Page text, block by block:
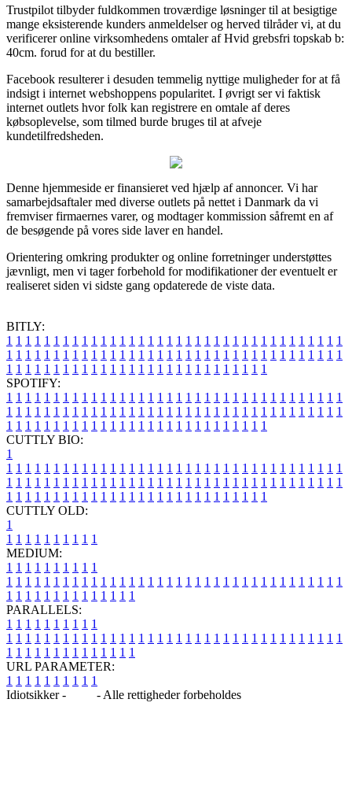
Trustpilot tilbyder fuldkommen troværdige løsninger til at besigtige
mange eksisterende kunders anmeldelser og herved tilråder vi, at du
verificerer online virksomhedens omtaler af Hvid grebsfri topskab b:
40cm. forud for at du bestiller.
Facebook resulterer i desuden temmelig nyttige muligheder for at få
indsigt i internet webshoppens popularitet. I øvrigt ser vi faktisk
internet outlets hvor folk kan registrere en omtale af deres
købsoplevelse, som tilmed burde bruges til at afveje
kundetilfredsheden.
Denne hjemmeside er finansieret ved hjælp af annoncer. Vi har
samarbejdsaftaler med diverse outlets på nettet i Danmark da vi
fremviser firmaernes varer, og modtager kommission såfremt en af
de besøgende på vores side laver en handel.
Orientering omkring produkter og online forretninger understøttes
jævnligt, men vi tager forbehold for modifikationer der eventuelt er
realiseret siden vi sidste gang opdaterede de viste data.
BITLY:
1 1 1 1 1 1 1 1 1 1 1 1 1 1 1 1 1 1 1 1 1 1 1 1 1 1 1 1 1 1 1 1 1 1 1 1
1 1 1 1 1 1 1 1 1 1 1 1 1 1 1 1 1 1 1 1 1 1 1 1 1 1 1 1 1 1 1 1 1 1 1 1
1 1 1 1 1 1 1 1 1 1 1 1 1 1 1 1 1 1 1 1 1 1 1 1 1 1 1 1
SPOTIFY:
1 1 1 1 1 1 1 1 1 1 1 1 1 1 1 1 1 1 1 1 1 1 1 1 1 1 1 1 1 1 1 1 1 1 1 1
1 1 1 1 1 1 1 1 1 1 1 1 1 1 1 1 1 1 1 1 1 1 1 1 1 1 1 1 1 1 1 1 1 1 1 1
1 1 1 1 1 1 1 1 1 1 1 1 1 1 1 1 1 1 1 1 1 1 1 1 1 1 1 1
CUTTLY BIO:
1
1 1 1 1 1 1 1 1 1 1 1 1 1 1 1 1 1 1 1 1 1 1 1 1 1 1 1 1 1 1 1 1 1 1 1 1
1 1 1 1 1 1 1 1 1 1 1 1 1 1 1 1 1 1 1 1 1 1 1 1 1 1 1 1 1 1 1 1 1 1 1 1
1 1 1 1 1 1 1 1 1 1 1 1 1 1 1 1 1 1 1 1 1 1 1 1 1 1 1 1
CUTTLY OLD:
1
1 1 1 1 1 1 1 1 1 1
MEDIUM:
1 1 1 1 1 1 1 1 1 1
1 1 1 1 1 1 1 1 1 1 1 1 1 1 1 1 1 1 1 1 1 1 1 1 1 1 1 1 1 1 1 1 1 1 1 1
1 1 1 1 1 1 1 1 1 1 1 1 1 1
PARALLELS:
1 1 1 1 1 1 1 1 1 1
1 1 1 1 1 1 1 1 1 1 1 1 1 1 1 1 1 1 1 1 1 1 1 1 1 1 1 1 1 1 1 1 1 1 1 1
1 1 1 1 1 1 1 1 1 1 1 1 1 1
URL PARAMETER:
1 1 1 1 1 1 1 1 1 1
Idiotsikker -
- Alle rettigheder forbeholdes